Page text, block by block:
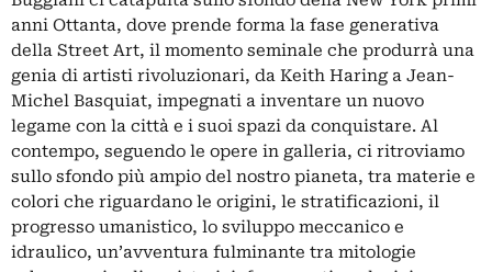
anni Ottanta, dove prende forma la fase generativa
della Street Art, il momento seminale che produrrà una
genia di artisti rivoluzionari, da Keith Haring a Jean-
Michel Basquiat, impegnati a inventare un nuovo
legame con la città e i suoi spazi da conquistare. Al
contempo, seguendo le opere in galleria, ci ritroviamo
sullo sfondo più ampio del nostro pianeta, tra materie e
colori che riguardano le origini, le stratificazioni, il
progresso umanistico, lo sviluppo meccanico e
idraulico, un’avventura fulminante tra mitologie